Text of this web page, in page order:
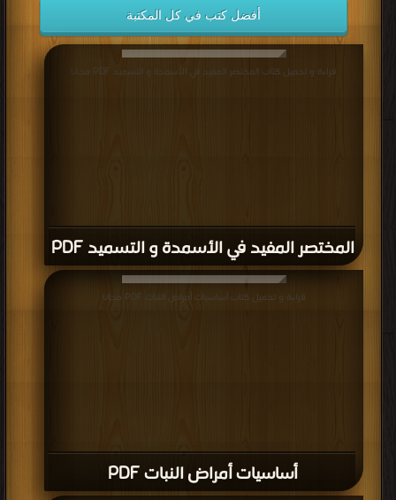
أفضل كتب في كل المكتبة
المختصر المفيد في الأسمدة و التسميد PDF
قراءة و تحميل كتاب المختصر المفيد في الأسمدة و التسميد PDF مجانا
أساسيات أمراض النبات PDF
قراءة و تحميل كتاب أساسيات أمراض النبات PDF مجانا